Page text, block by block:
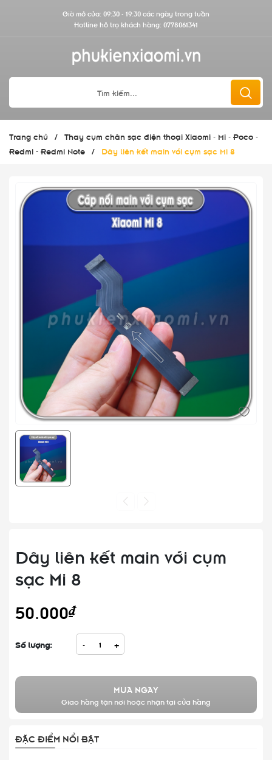
Giờ mở cửa: 09:30 - 19:30 các ngày trong tuần
Hotline hỗ trợ khách hàng: 0778061341
Trang chủ / Thay cụm chân sạc điện thoại Xiaomi - Mi - Poco -
Redmi - Redmi Note / Dây liên kết main với cụm sạc Mi 8
Dây liên kết main với cụm
sạc Mi 8
50.000₫
Số lượng: - +
MUA NGAY
Giao hàng tận nơi hoặc nhận tại cửa hàng
ĐẶC ĐIỂM NỔI BẬT